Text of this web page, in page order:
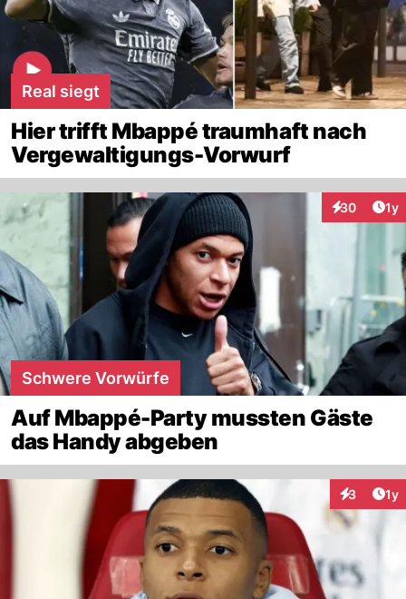
Real siegt
Hier trifft Mbappé traumhaft nach
Vergewaltigungs-Vorwurf
30 1y
Schwere Vorwürfe
Auf Mbappé-Party mussten Gäste
das Handy abgeben
3 1y